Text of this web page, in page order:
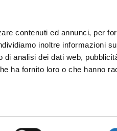
contenuti ed annunci, per
inoltre informazioni
analisi dei dati web,
ha fornito loro o che hanno